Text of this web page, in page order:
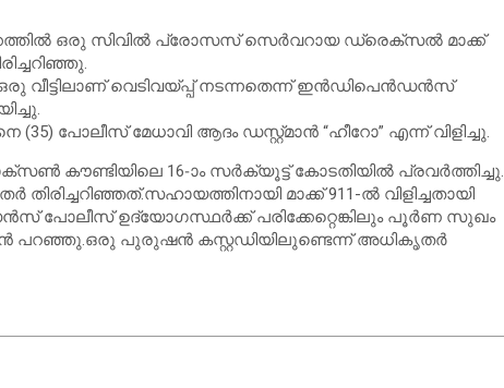
ഒരു സിവിൽ പ്രോസസ് സെർവറായ ഡ്രെക്‌സൽ മാക്ക്
വീട്ടിലാണ് വെടിവയ്പ്പ് നടന്നതെന്ന് ഇൻഡിപെൻഡൻസ്
പോലീസ് മേധാവി ആദം ഡസ്റ്റ്മാൻ “ഹീറോ” എന്ന് വിളിച്ചു.
കൗണ്ടിയിലെ 16-ാം സർക്യൂട്ട് കോടതിയിൽ പ്രവർത്തിച്ചു.
മാക്ക് 911-ൽ വിളിച്ചതായി
പോലീസ് ഉദ്യോഗസ്ഥർക്ക് പരിക്കേറ്റെങ്കിലും പൂർണ സുഖം
പറഞ്ഞു.ഒരു പുരുഷൻ കസ്റ്റഡിയിലുണ്ടെന്ന് അധികൃതർ